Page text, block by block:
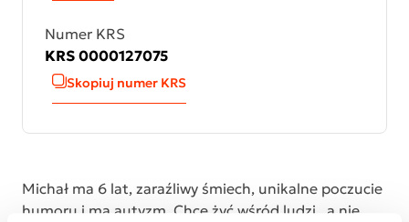
Numer KRS
KRS 0000127075
Skopiuj numer KRS
Michał ma 6 lat, zaraźliwy śmiech, unikalne poczucie
humoru i ma autyzm. Chce żyć wśród ludzi , a nie